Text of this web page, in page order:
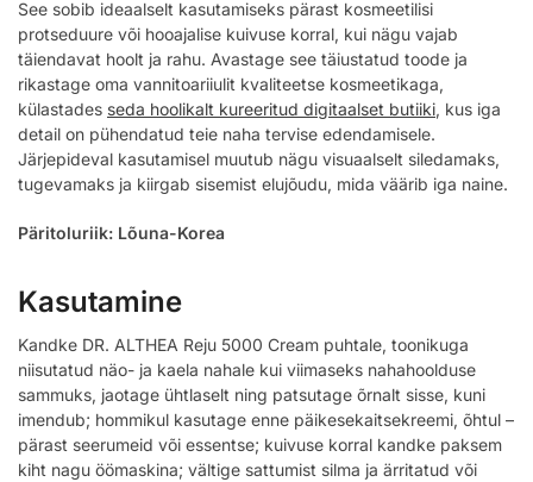
See sobib ideaalselt kasutamiseks pärast kosmeetilisi
protseduure või hooajalise kuivuse korral, kui nägu vajab
täiendavat hoolt ja rahu. Avastage see täiustatud toode ja
rikastage oma vannitoariiulit kvaliteetse kosmeetikaga,
külastades seda hoolikalt kureeritud digitaalset butiiki, kus iga
detail on pühendatud teie naha tervise edendamisele.
Järjepideval kasutamisel muutub nägu visuaalselt siledamaks,
tugevamaks ja kiirgab sisemist elujõudu, mida väärib iga naine.
Päritoluriik: Lõuna-Korea
Kasutamine
Kandke DR. ALTHEA Reju 5000 Cream puhtale, toonikuga
niisutatud näo- ja kaela nahale kui viimaseks nahahoolduse
sammuks, jaotage ühtlaselt ning patsutage õrnalt sisse, kuni
imendub; hommikul kasutage enne päikesekaitsekreemi, õhtul –
pärast seerumeid või essentse; kuivuse korral kandke paksem
kiht nagu öömaskina; vältige sattumist silma ja ärritatud või